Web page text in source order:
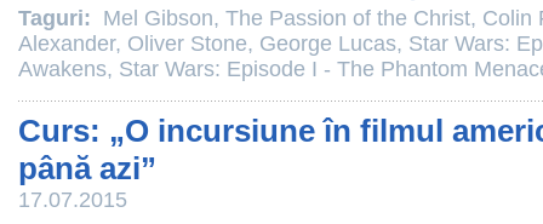
Taguri: Mel Gibson, The Passion of the Christ, Colin
Alexander, Oliver Stone, George Lucas, Star Wars:
Awakens, Star Wars: Episode I - The Phantom
Curs: „O incursiune în filmul
până azi”
17.07.2015